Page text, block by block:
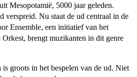
Mesopotamië, 5000 jaar geleden.
verspreid. Nu staat de ud centraal in de
Ensemble, een initiatief van het
brengt muzikanten in dit genre
groots in het bespelen van de ud. Niet